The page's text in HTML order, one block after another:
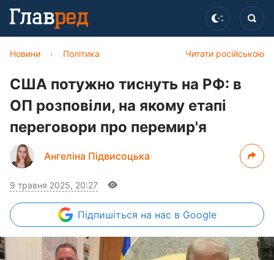
Читати російською
Новини › Політика
США потужно тиснуть на РФ: в
ОП розповіли, на якому етапі
переговори про перемир'я
Ангеліна Підвисоцька
9 травня 2025, 20:27
Підпишіться на нас в Google